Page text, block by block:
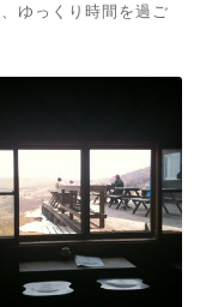
ゆっくり時間を過ご